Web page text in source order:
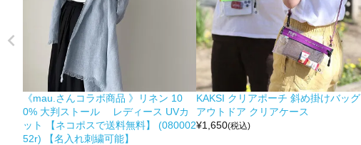
《mau.さんコラボ商品 》リネン 10
0% 大判ストール レディース UVカ
ット 【ネコポスで送料無料】 (080002
52r) 【名入れ刺繍可能】
KAKSI クリアポーチ 斜め掛けバッグ
アウトドア クリアケース
¥1,650(税込)